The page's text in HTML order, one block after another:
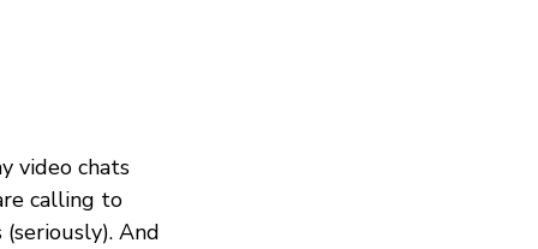
video chats
calling to
And